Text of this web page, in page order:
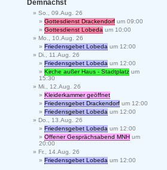
Demnächst
So., 09.Aug. 26
Gottesdienst Drackendorf um 09:00
Gottesdienst Lobeda um 10:00
Mo., 10.Aug. 26
Friedensgebet Lobeda um 12:00
Di., 11.Aug. 26
Friedensgebet Lobeda um 12:00
Kirche außer Haus - Stadtplatz um
15:30
Mi., 12.Aug. 26
Kleiderkammer geöffnet
Friedensgebet Drackendorf um 12:00
Friedensgebet Lobeda um 12:00
Do., 13.Aug. 26
Friedensgebet Lobeda um 12:00
Offener Gesprächsabend MNH um
20:00
Fr., 14.Aug. 26
Friedensgebet Lobeda um 12:00